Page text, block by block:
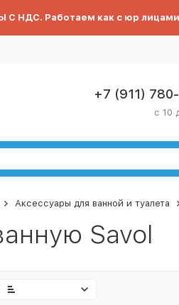
НДС. Работаем как с юр
+7 (911)
с 10
Аксессуары для ванной и туалета
Savol